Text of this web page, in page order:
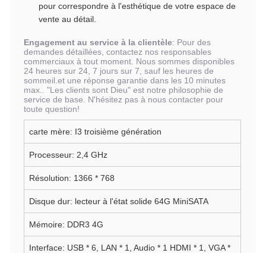
pour correspondre à l'esthétique de votre espace de
vente au détail.
Engagement au service à la clientèle: Pour des
demandes détaillées, contactez nos responsables
commerciaux à tout moment. Nous sommes disponibles
24 heures sur 24, 7 jours sur 7, sauf les heures de
sommeil.et une réponse garantie dans les 10 minutes
max.. "Les clients sont Dieu" est notre philosophie de
service de base. N'hésitez pas à nous contacter pour
toute question!
carte mère: I3 troisième génération
Processeur: 2,4 GHz
Résolution: 1366 * 768
Disque dur: lecteur à l'état solide 64G MiniSATA
Mémoire: DDR3 4G
Interface: USB * 6, LAN * 1, Audio * 1 HDMI * 1, VGA *